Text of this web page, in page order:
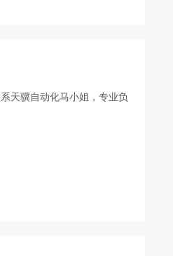
天骥自动化马小姐，专业负